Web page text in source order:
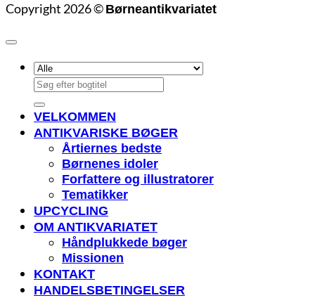
Copyright 2026 ©Børneantikvariatet
Søg
efter:
VELKOMMEN
ANTIKVARISKE BØGER
Årtiernes bedste
Børnenes idoler
Forfattere og illustratorer
Tematikker
UPCYCLING
OM ANTIKVARIATET
Håndplukkede bøger
Missionen
KONTAKT
HANDELSBETINGELSER